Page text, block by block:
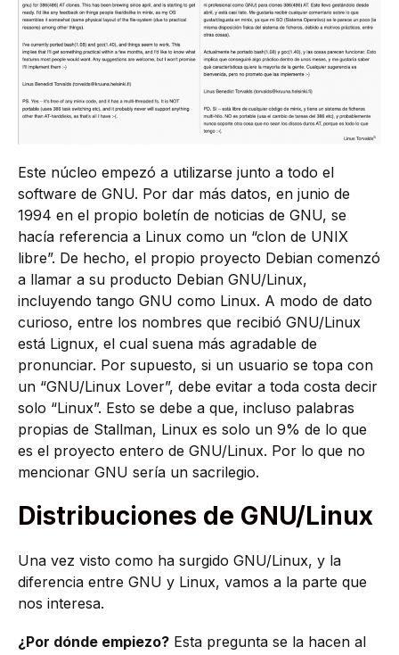
Este núcleo empezó a utilizarse junto a todo el
software de GNU. Por dar más datos, en junio de
1994 en el propio boletín de noticias de GNU, se
hacía referencia a Linux como un “clon de UNIX
libre”. De hecho, el propio proyecto Debian comenzó
a llamar a su producto Debian GNU/Linux,
incluyendo tango GNU como Linux. A modo de dato
curioso, entre los nombres que recibió GNU/Linux
está Lignux, el cual suena más agradable de
pronunciar. Por supuesto, si un usuario se topa con
un “GNU/Linux Lover”, debe evitar a toda costa decir
solo “Linux”. Esto se debe a que, incluso palabras
propias de Stallman, Linux es solo un 9% de lo que
es el proyecto entero de GNU/Linux. Por lo que no
mencionar GNU sería un sacrilegio.
Distribuciones de GNU/Linux
Una vez visto como ha surgido GNU/Linux, y la
diferencia entre GNU y Linux, vamos a la parte que
nos interesa.
¿Por dónde empiezo? Esta pregunta se la hacen al